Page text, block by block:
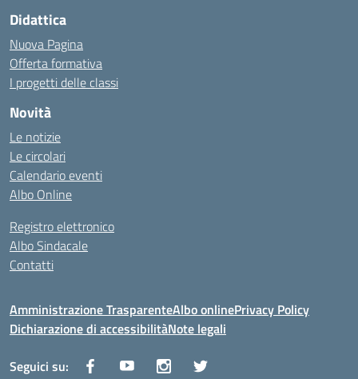
Didattica
Nuova Pagina
Offerta formativa
I progetti delle classi
Novità
Le notizie
Le circolari
Calendario eventi
Albo Online
Registro elettronico
Albo Sindacale
Contatti
Amministrazione TrasparenteAlbo onlinePrivacy Policy
Dichiarazione di accessibilitàNote legali
Seguici su: